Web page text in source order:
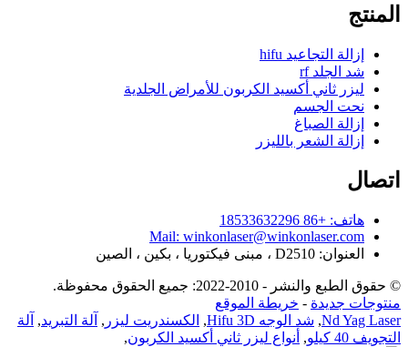
المنتج
إزالة التجاعيد hifu
شد الجلد rf
ليزر ثاني أكسيد الكربون للأمراض الجلدية
نحت الجسم
إزالة الصباغ
إزالة الشعر بالليزر
اتصال
هاتف: +86 18533632296
Mail: winkonlaser@winkonlaser.com
العنوان: D2510 ، مبنى فيكتوريا ، بكين ، الصين
© حقوق الطبع والنشر - 2010-2022: جميع الحقوق محفوظة.
منتوجات جديدة - خريطة الموقع
Nd Yag Laser
, شد الوجه Hifu 3D , الكسندريت ليزر , آلة التبريد, آلة
التجويف 40 كيلو
, أنواع ليزر ثاني أكسيد الكربون,